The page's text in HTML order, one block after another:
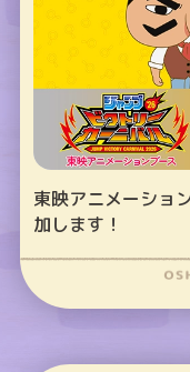
東映アニメーショ
加します！